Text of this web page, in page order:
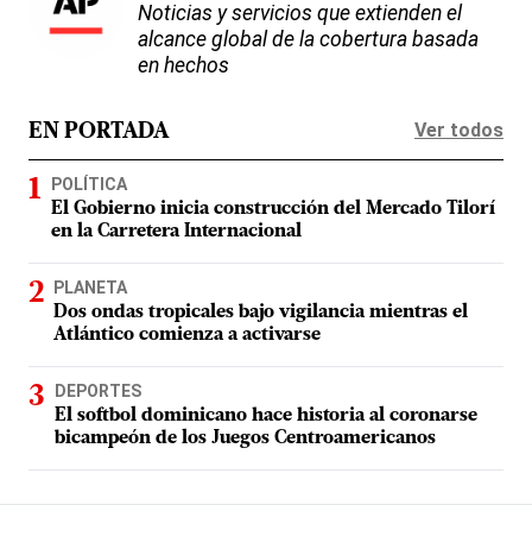
Noticias y servicios que extienden el
alcance global de la cobertura basada
en hechos
EN PORTADA Ver todos
POLÍTICA
El Gobierno inicia construcción del Mercado Tilorí
en la Carretera Internacional
PLANETA
Dos ondas tropicales bajo vigilancia mientras el
Atlántico comienza a activarse
DEPORTES
El softbol dominicano hace historia al coronarse
bicampeón de los Juegos Centroamericanos